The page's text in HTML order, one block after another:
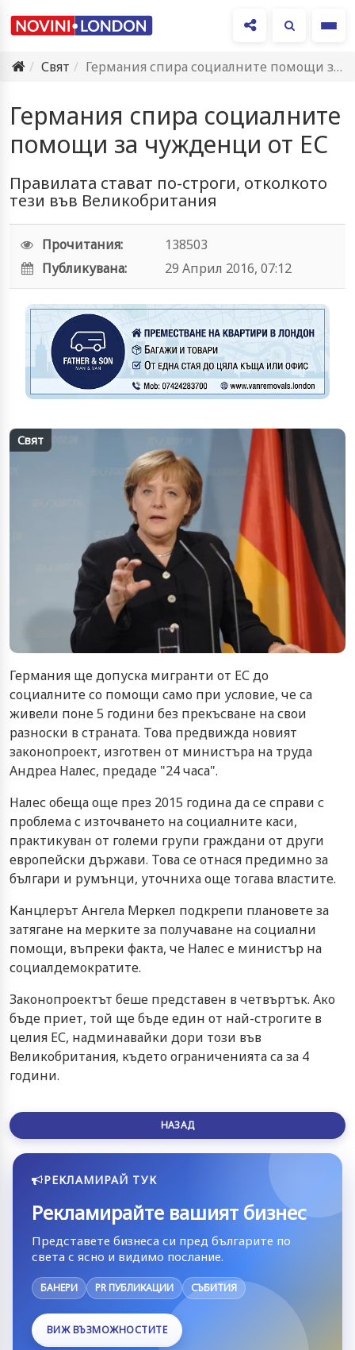
Свят
Германия спира социалните помощи за чужденци от ЕС
Германия спира социалните
помощи за чужденци от ЕС
Правилата стават по-строги, отколкото
тези във Великобритания
Прочитания:
138503
Публикувана:
29 Април 2016, 07:12
Свят
Германия ще допуска мигранти от ЕС до
социалните со помощи само при условие, че са
живели поне 5 години без прекъсване на свои
разноски в страната. Това предвижда новият
законопроект, изготвен от министъра на труда
Андреа Налес, предаде "24 часа".
Налес обеща още през 2015 година да се справи с
проблема с източването на социалните каси,
практикуван от големи групи граждани от други
европейски държави. Това се отнася предимно за
българи и румънци, уточниха още тогава властите.
Канцлерът Ангела Меркел подкрепи плановете за
затягане на мерките за получаване на социални
помощи, въпреки факта, че Налес е министър на
социалдемократите.
Законопроектът беше представен в четвъртък. Ако
бъде приет, той ще бъде един от най-строгите в
целия ЕС, надминавайки дори този във
Великобритания, където ограниченията са за 4
години.
НАЗАД
РЕКЛАМИРАЙ ТУК
Рекламирайте вашият бизнес
Представете бизнеса си пред българите по
света с ясно и видимо послание.
БАНЕРИ PR ПУБЛИКАЦИИ СЪБИТИЯ
ВИЖ ВЪЗМОЖНОСТИТЕ